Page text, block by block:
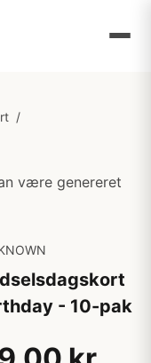
/
være genereret
- 10-pak